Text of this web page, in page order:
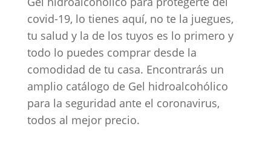
covid-19, lo tienes aquí, no te la juegues,
tu salud y la de los tuyos es lo primero y
todo lo puedes comprar desde la
comodidad de tu casa. Encontrarás un
amplio catálogo de Gel hidroalcohólico
para la seguridad ante el coronavirus,
todos al mejor precio.